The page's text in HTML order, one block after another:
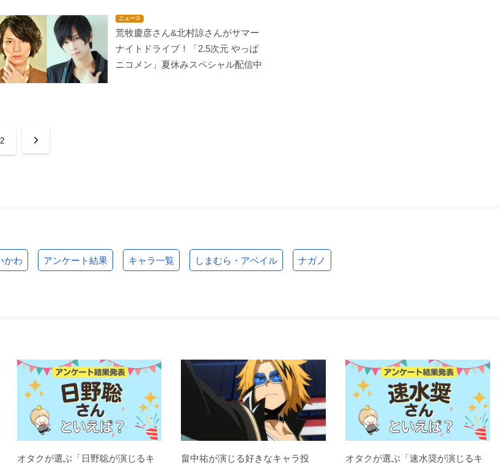
ニュース
荒牧慶彦さん&北村諒さんがサマー
ナイトドライブ！「2.5次元 やっぱ
ニコメン」夏休みスペシャル配信中
2
かわ アンケート結果 キャラ一覧 しまむら・アベイル ナガノ
オタクが選ぶ「日野聡が演じるキ 畠中祐が演じる好きなキャラ投 オタクが選ぶ「速水奨が演じるキ